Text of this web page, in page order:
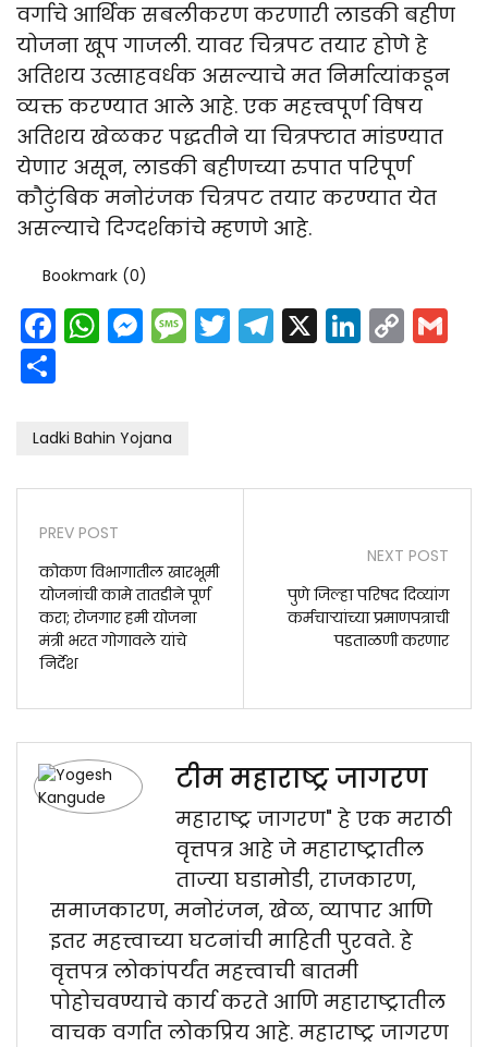
वर्गाचे आर्थिक सबलीकरण करणारी लाडकी बहीण
योजना खूप गाजली. यावर चित्रपट तयार होणे हे
अतिशय उत्साहवर्धक असल्याचे मत निर्मात्यांकडून
व्यक्त करण्यात आले आहे. एक महत्त्वपूर्ण विषय
अतिशय खेळकर पद्धतीने या चित्रफ्टात मांडण्यात
येणार असून, लाडकी बहीणच्या रुपात परिपूर्ण
कौटुंबिक मनोरंजक चित्रपट तयार करण्यात येत
असल्याचे दिग्दर्शकांचे म्हणणे आहे.
Bookmark (0)
Facebook
WhatsApp
Messenger
Message
Twitter
Telegram
X
Link
Ladki Bahin Yojana
PREV POST
कोकण विभागातील खारभूमी
योजनांची कामे तातडीने पूर्ण
करा; रोजगार हमी योजना
मंत्री भरत गोगावले यांचे
निर्देश
NEXT POST
पुणे जिल्हा परिषद दिव्यांग
कर्मचाऱ्यांच्या प्रमाणपत्राची
पडताळणी करणार
टीम महाराष्ट्र जागरण
महाराष्ट्र जागरण" हे एक मराठी
वृत्तपत्र आहे जे महाराष्ट्रातील
ताज्या घडामोडी, राजकारण,
समाजकारण, मनोरंजन, खेळ, व्यापार आणि
इतर महत्त्वाच्या घटनांची माहिती पुरवते. हे
वृत्तपत्र लोकांपर्यंत महत्त्वाची बातमी
पोहोचवण्याचे कार्य करते आणि महाराष्ट्रातील
वाचक वर्गात लोकप्रिय आहे. महाराष्ट्र जागरण